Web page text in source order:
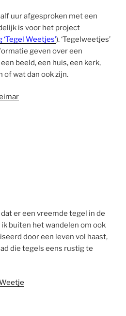
uur afgesproken met een
is voor het project
‘Tegel Weetjes’). ‘Tegelweetjes’
geven over een
beeld, een huis, een kerk,
of wat dan ook zijn.
er een vreemde tegel in de
buiten het wandelen om ook
door een leven vol haast,
die tegels eens rustig te